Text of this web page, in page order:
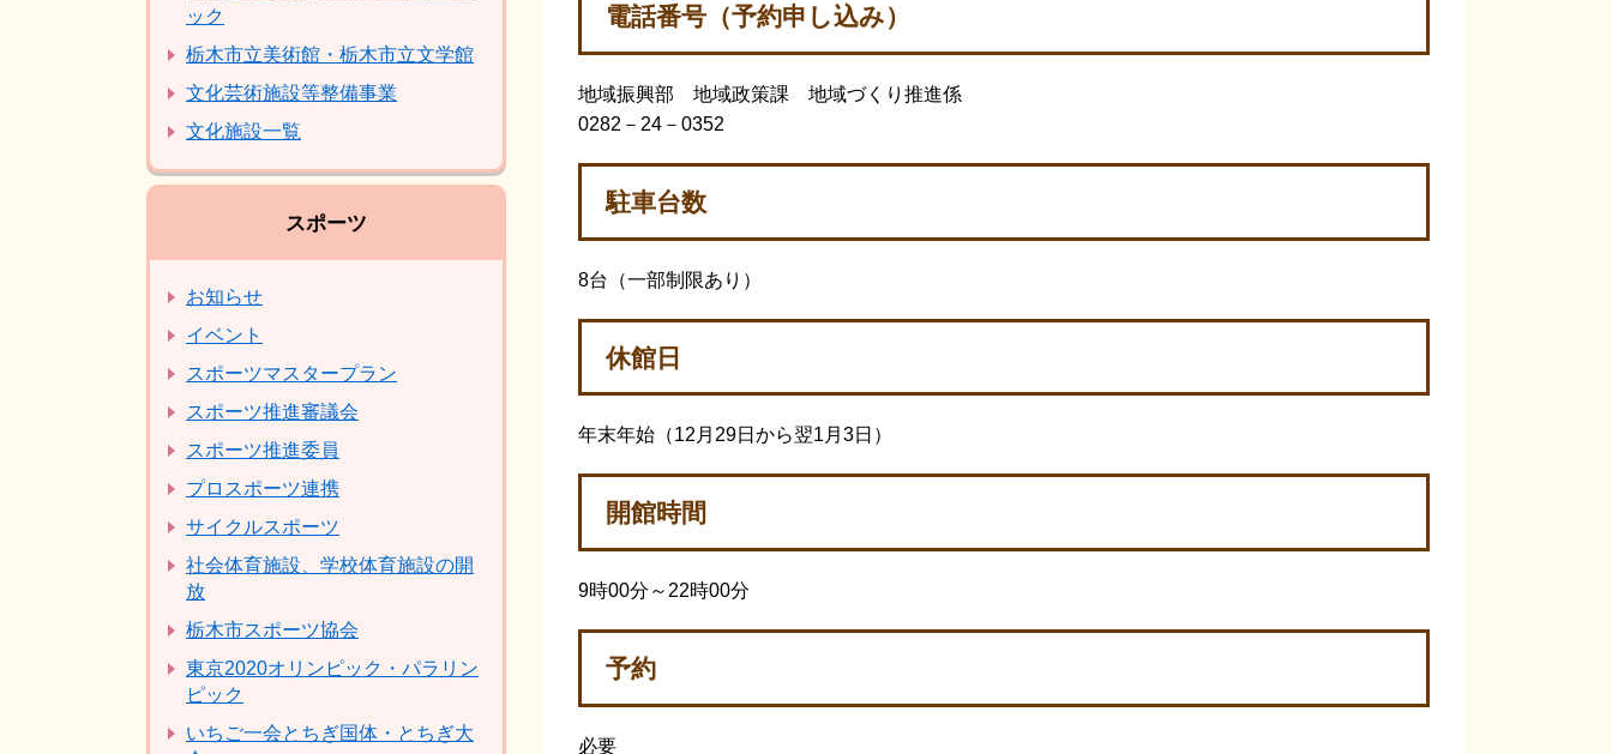
電話番号（予約申し込み）
地域振興部 地域政策課 地域づくり推進係
0282－24－0352
駐車台数
8台（一部制限あり）
休館日
年末年始（12月29日から翌1月3日）
開館時間
9時00分～22時00分
予約
必要
ック
栃木市立美術館・栃木市立文学館
文化芸術施設等整備事業
文化施設一覧
スポーツ
お知らせ
イベント
スポーツマスタープラン
スポーツ推進審議会
スポーツ推進委員
プロスポーツ連携
サイクルスポーツ
社会体育施設、学校体育施設の開
放
栃木市スポーツ協会
東京2020オリンピック・パラリン
ピック
いちご一会とちぎ国体・とちぎ大